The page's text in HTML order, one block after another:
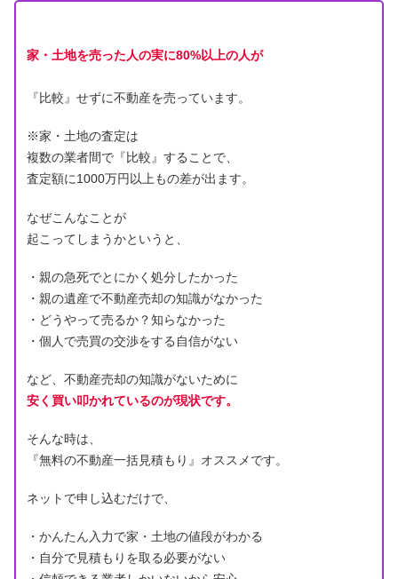
家・土地を売った人の実に80%以上の人が
『比較』せずに不動産を売っています。
※家・土地の査定は
複数の業者間で『比較』することで、
査定額に1000万円以上もの差が出ます。
なぜこんなことが
起こってしまうかというと、
・親の急死でとにかく処分したかった
・親の遺産で不動産売却の知識がなかった
・どうやって売るか？知らなかった
・個人で売買の交渉をする自信がない
など、不動産売却の知識がないために
安く買い叩かれているのが現状です。
そんな時は、
『無料の不動産一括見積もり』オススメです。
ネットで申し込むだけで、
・かんたん入力で家・土地の値段がわかる
・自分で見積もりを取る必要がない